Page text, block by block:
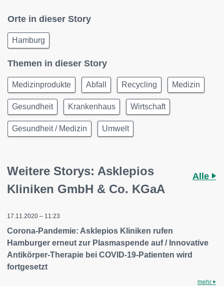
Orte in dieser Story
Hamburg
Themen in dieser Story
Medizinprodukte Abfall Recycling Medizin
Gesundheit Krankenhaus Wirtschaft
Gesundheit / Medizin Umwelt
Weitere Storys: Asklepios
Kliniken GmbH & Co. KGaA
Alle
17.11.2020 – 11:23
Corona-Pandemie: Asklepios Kliniken rufen
Hamburger erneut zur Plasmaspende auf / Innovative
Antikörper-Therapie bei COVID-19-Patienten wird
fortgesetzt
mehr